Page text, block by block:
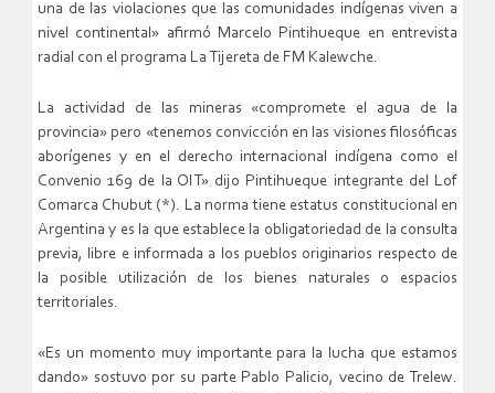
una de las violaciones que las comunidades indígenas viven a
nivel continental» afirmó Marcelo Pintihueque en entrevista
radial con el programa La Tijereta de FM Kalewche.
La actividad de las mineras «compromete el agua de la
provincia» pero «tenemos convicción en las visiones filosóficas
aborígenes y en el derecho internacional indígena como el
Convenio 169 de la OIT» dijo Pintihueque integrante del Lof
Comarca Chubut (*). La norma tiene estatus constitucional en
Argentina y es la que establece la obligatoriedad de la consulta
previa, libre e informada a los pueblos originarios respecto de
la posible utilización de los bienes naturales o espacios
territoriales.
«Es un momento muy importante para la lucha que estamos
dando» sostuvo por su parte Pablo Palicio, vecino de Trelew.